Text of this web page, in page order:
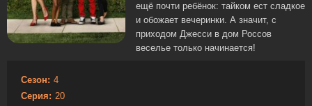
ещё почти ребёнок: тайком ест сладкое
и обожает вечеринки. А значит, с
приходом Джесси в дом Россов
веселье только начинается!
Сезон: 4
Серия: 20